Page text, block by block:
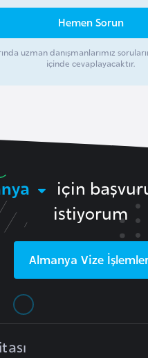
Hemen Sorun
uzman danışmanlarımız
içinde cevaplayacaktır.
için
istiyorum
Almanya Vize